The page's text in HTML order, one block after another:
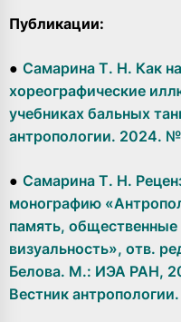
Публикации:
● Самарина Т. Н. Как
хореографические
учебниках бальных
антропологии. 2024.
● Самарина Т. Н.
монографию
память, общественные
визуальность», отв.
Белова. М.: ИЭА РАН,
Вестник